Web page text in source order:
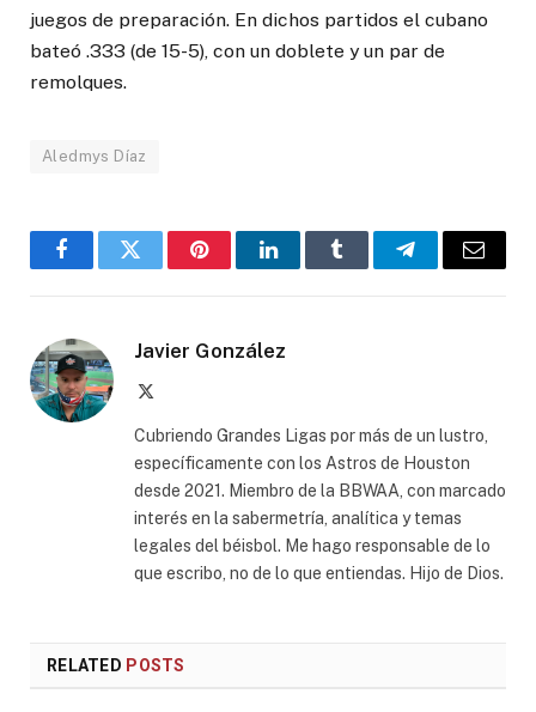
juegos de preparación. En dichos partidos el cubano
bateó .333 (de 15-5), con un doblete y un par de
remolques.
Aledmys Díaz
FacebookTwitter PinterestLinkedInTumblr TelegramEmail
Javier González
Cubriendo Grandes Ligas por más de un lustro,
específicamente con los Astros de Houston
desde 2021. Miembro de la BBWAA, con marcado
interés en la sabermetría, analítica y temas
legales del béisbol. Me hago responsable de lo
que escribo, no de lo que entiendas. Hijo de Dios.
RELATED POSTS